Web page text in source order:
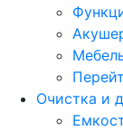
Очистка и